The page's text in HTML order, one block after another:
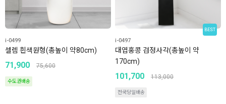
i-0499
셀렘 흰색원형(총높이 약80cm)
71,900 75,600
수도권배송
BEST
i-0497
대엽홍콩 검정사각(총높이 약
170cm)
101,700 113,000
전국당일배송